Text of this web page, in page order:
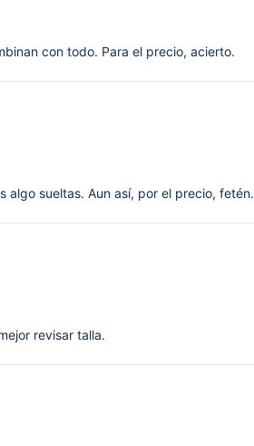
con todo. Para el precio, acierto.
algo sueltas. Aun así, por el precio, fetén.
revisar talla.